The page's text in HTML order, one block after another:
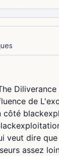
de
côté
veut dire
assez